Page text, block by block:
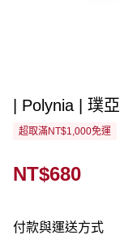
| Polynia | 璞
超取滿NT$1,000免運
NT$680
付款與運送方式